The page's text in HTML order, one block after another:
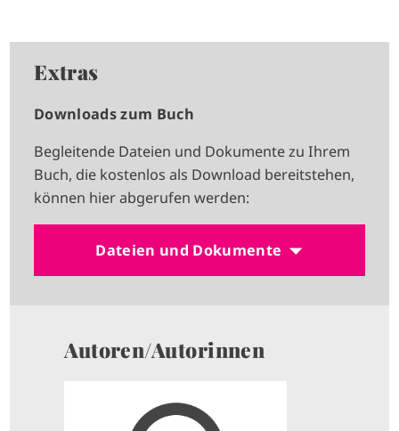
Extras
Downloads zum Buch
Begleitende Dateien und Dokumente zu Ihrem
Buch, die kostenlos als Download bereitstehen,
können hier abgerufen werden:
Dateien und Dokumente
Autoren/Autorinnen